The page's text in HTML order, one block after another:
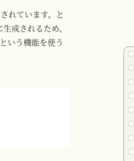
れています。と
成されるため、
という機能を使う